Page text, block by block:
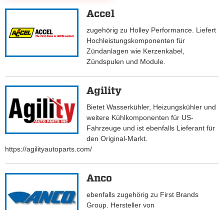
Accel
zugehörig zu Holley Performance. Liefert
Hochleistungskomponenten für
Zündanlagen wie Kerzenkabel,
Zündspulen und Module.
Agility
Bietet Wasserkühler, Heizungskühler und
weitere Kühlkomponenten für US-
Fahrzeuge und ist ebenfalls Lieferant für
den Original-Markt.
https://agilityautoparts.com/
Anco
ebenfalls zugehörig zu First Brands
Group. Hersteller von